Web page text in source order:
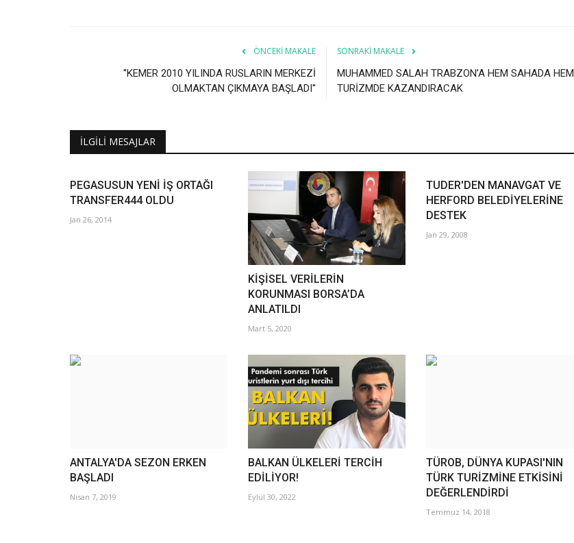
ÖNCEKI MAKALE
''KEMER 2010 YILINDA RUSLARIN MERKEZİ
OLMAKTAN ÇIKMAYA BAŞLADI''
SONRAKI MAKALE
MUHAMMED SALAH TRABZON’A HEM SAHADA HEM
TURİZMDE KAZANDIRACAK
İLGILI MESAJLAR
PEGASUSUN YENİ İŞ ORTAĞI
TRANSFER444 OLDU
Jan 26, 2014
KİŞİSEL VERİLERİN
KORUNMASI BORSA’DA
ANLATILDI
Mart 5, 2020
TUDER'DEN MANAVGAT VE
HERFORD BELEDİYELERİNE
DESTEK
Jan 29, 2008
ANTALYA'DA SEZON ERKEN
BAŞLADI
Nisan 7, 2019
BALKAN ÜLKELERİ TERCİH
EDİLİYOR!
Eylül 30, 2022
TÜROB, DÜNYA KUPASI'NIN
TÜRK TURİZMİNE ETKİSİNİ
DEĞERLENDİRDİ
Temmuz 14, 2018